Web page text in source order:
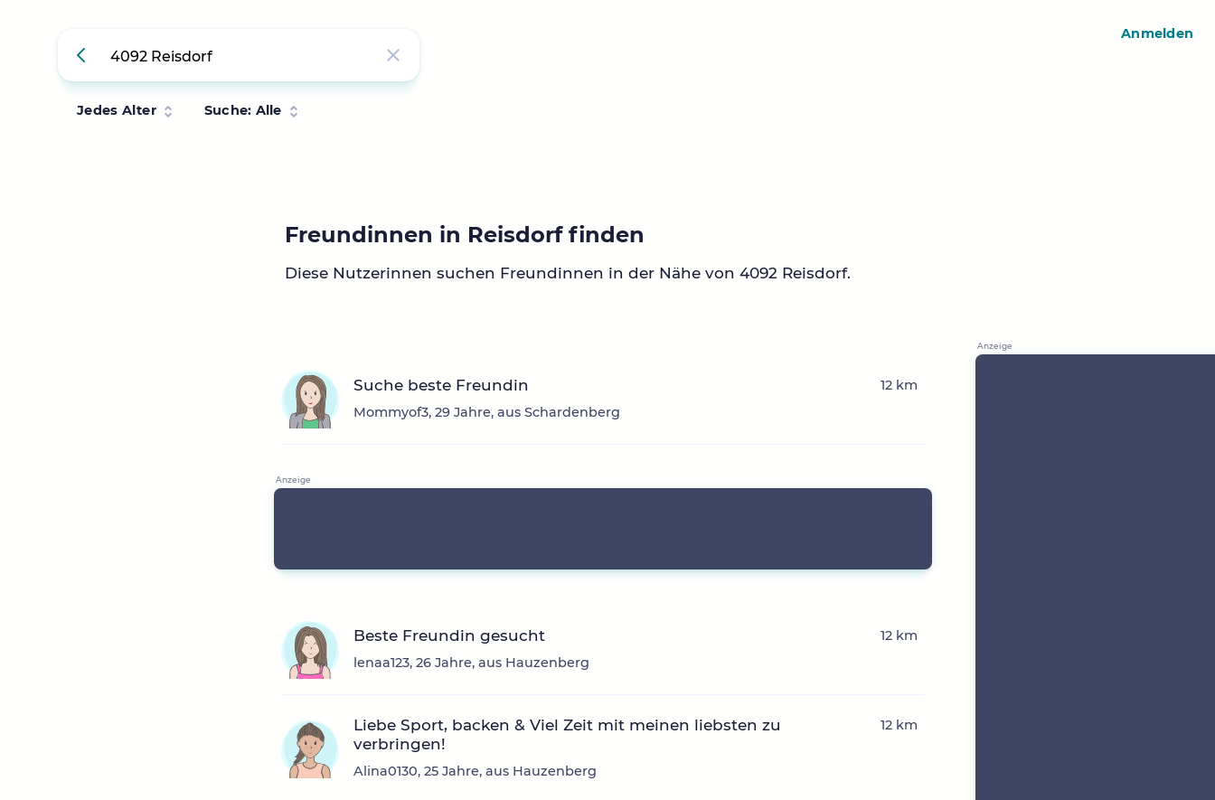
Jedes Alter Suche: Alle
Freundinnen in Reisdorf finden
Diese Nutzerinnen suchen Freundinnen in der Nähe von 4092 Reisdorf.
Suche beste Freundin
Mommyof3, 29 Jahre, aus Schardenberg
12 km
Beste Freundin gesucht
lenaa123, 26 Jahre, aus Hauzenberg
12 km
Liebe Sport, backen & Viel Zeit mit meinen liebsten zu
verbringen!
Alina0130, 25 Jahre, aus Hauzenberg
12 km
Anmelden